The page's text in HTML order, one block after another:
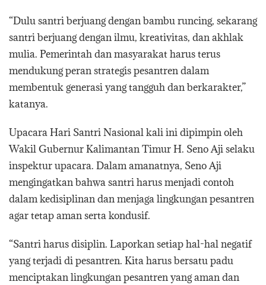
“Dulu santri berjuang dengan bambu runcing, sekarang
santri berjuang dengan ilmu, kreativitas, dan akhlak
mulia. Pemerintah dan masyarakat harus terus
mendukung peran strategis pesantren dalam
membentuk generasi yang tangguh dan berkarakter,”
katanya.
Upacara Hari Santri Nasional kali ini dipimpin oleh
Wakil Gubernur Kalimantan Timur H. Seno Aji selaku
inspektur upacara. Dalam amanatnya, Seno Aji
mengingatkan bahwa santri harus menjadi contoh
dalam kedisiplinan dan menjaga lingkungan pesantren
agar tetap aman serta kondusif.
“Santri harus disiplin. Laporkan setiap hal-hal negatif
yang terjadi di pesantren. Kita harus bersatu padu
menciptakan lingkungan pesantren yang aman dan